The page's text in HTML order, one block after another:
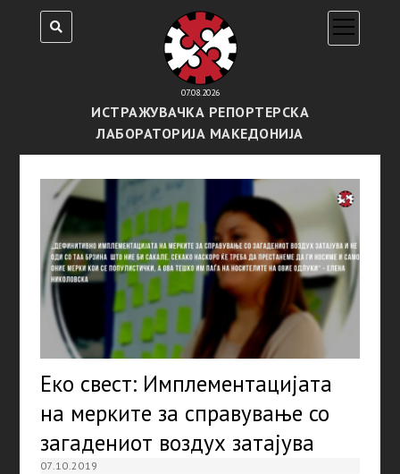
07.08.2026
ИСТРАЖУВАЧКА РЕПОРТЕРСКА
ЛАБОРАТОРИЈА МАКЕДОНИЈА
open
menu
Еко свест: Имплементацијата
на мерките за справување со
загадениот воздух затајува
07.10.2019